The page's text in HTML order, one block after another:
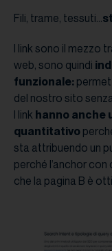
Fili, trame, tessuti…
I link sono il mezzo
web, sono quindi
funzionale:
del nostro sito
I link hanno anche
quantitativo
sta attribuendo un
perché l’anchor con
che la pagina B è